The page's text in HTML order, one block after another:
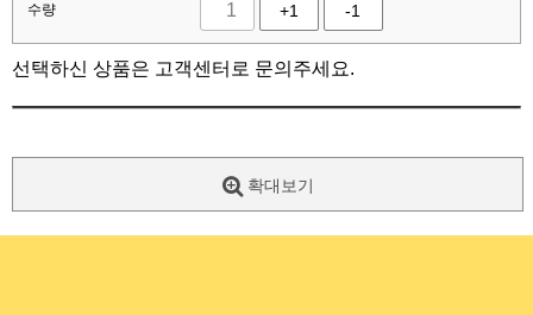
수량 +1 -1
선택하신 상품은 고객센터로 문의주세요.
확대보기